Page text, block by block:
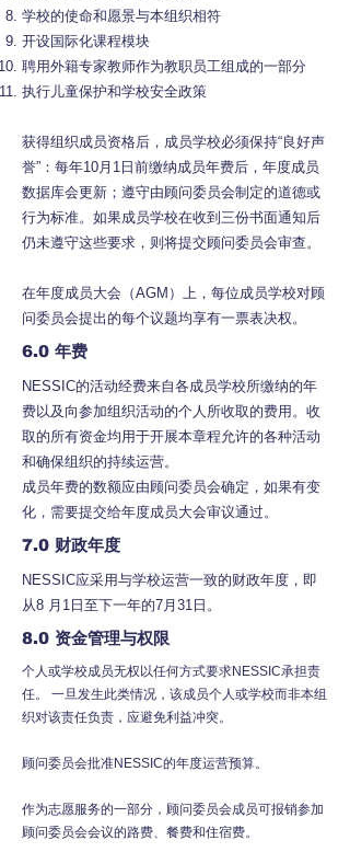
学校的使命和愿景与本组织相符
开设国际化课程模块
聘用外籍专家教师作为教职员工组成的一部分
执行儿童保护和学校安全政策
获得组织成员资格后，成员学校必须保持“良好声
誉”：每年10月1日前缴纳成员年费后，年度成员
数据库会更新；遵守由顾问委员会制定的道德或
行为标准。如果成员学校在收到三份书面通知后
仍未遵守这些要求，则将提交顾问委员会审查。
在年度成员大会（AGM）上，每位成员学校对顾
问委员会提出的每个议题均享有一票表决权。
6.0 年费
NESSIC的活动经费来自各成员学校所缴纳的年
费以及向参加组织活动的个人所收取的费用。收
取的所有资金均用于开展本章程允许的各种活动
和确保组织的持续运营。
成员年费的数额应由顾问委员会确定，如果有变
化，需要提交给年度成员大会审议通过。
7.0 财政年度
NESSIC应采用与学校运营一致的财政年度，即
从8 月1日至下一年的7月31日。
8.0 资金管理与权限
个人或学校成员无权以任何方式要求NESSIC承担责
任。 一旦发生此类情况，该成员个人或学校而非本组
织对该责任负责，应避免利益冲突。
顾问委员会批准NESSIC的年度运营预算。
作为志愿服务的一部分，顾问委员会成员可报销参加
顾问委员会会议的路费、餐费和住宿费。